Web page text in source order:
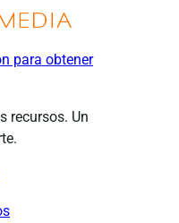
para obtener
recursos. Un